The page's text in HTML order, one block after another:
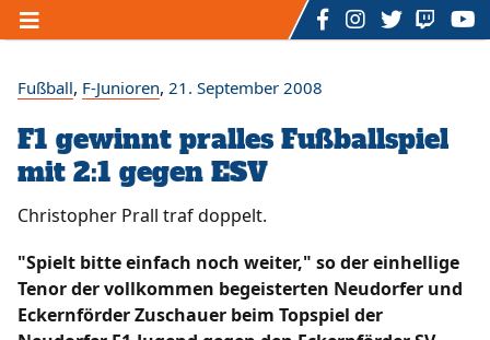
Home
Unser TSV
Der Vorstand/ Ansprechpartner
Sponsoring / Sportstätten /
Geschichte Hall of Fame
Datenschutzerklärung/ Impressum / Kontakt
/ Formulare
Fußball, F-Junioren, 21. September 2008
F1 gewinnt pralles Fußballspiel
mit 2:1 gegen ESV
Christopher Prall traf doppelt.
"Spielt bitte einfach noch weiter," so der einhellige
Tenor der vollkommen begeisterten Neudorfer und
Eckernförder Zuschauer beim Topspiel der